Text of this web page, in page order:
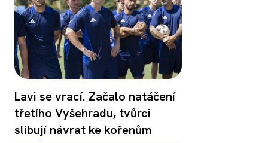
Lavi se vrací. Začalo natáčení
třetího Vyšehradu, tvůrci
slibují návrat ke kořenům